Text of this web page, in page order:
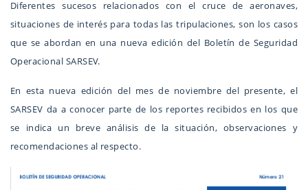
Diferentes sucesos relacionados con el cruce de aeronaves,
situaciones de interés para todas las tripulaciones, son los casos
que se abordan en una nueva edición del Boletín de Seguridad
Operacional SARSEV.
En esta nueva edición del mes de noviembre del presente, el
SARSEV da a conocer parte de los reportes recibidos en los que
se indica un breve análisis de la situación, observaciones y
recomendaciones al respecto.